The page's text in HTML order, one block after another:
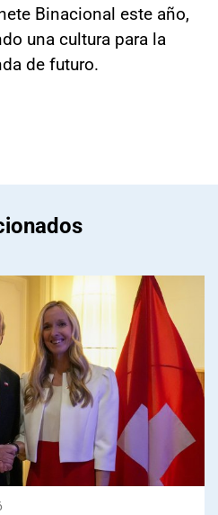
Binacional este año,
una cultura para la
de futuro.